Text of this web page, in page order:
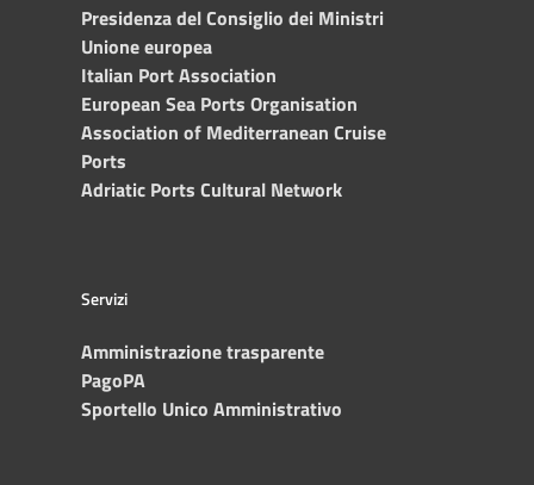
Presidenza del Consiglio dei Ministri
Unione europea
Italian Port Association
European Sea Ports Organisation
Association of Mediterranean Cruise
Ports
Adriatic Ports Cultural Network
Servizi
Amministrazione trasparente
PagoPA
Sportello Unico Amministrativo